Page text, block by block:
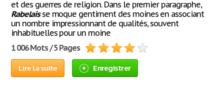
et des guerres de religion. Dans le premier paragraphe,
Rabelaisse moque gentiment des moines en associant
un nombre impressionnant de qualités, souvent
inhabituelles pour un moine
1 006 Mots / 5 Pages
Lire la suite Enregistrer